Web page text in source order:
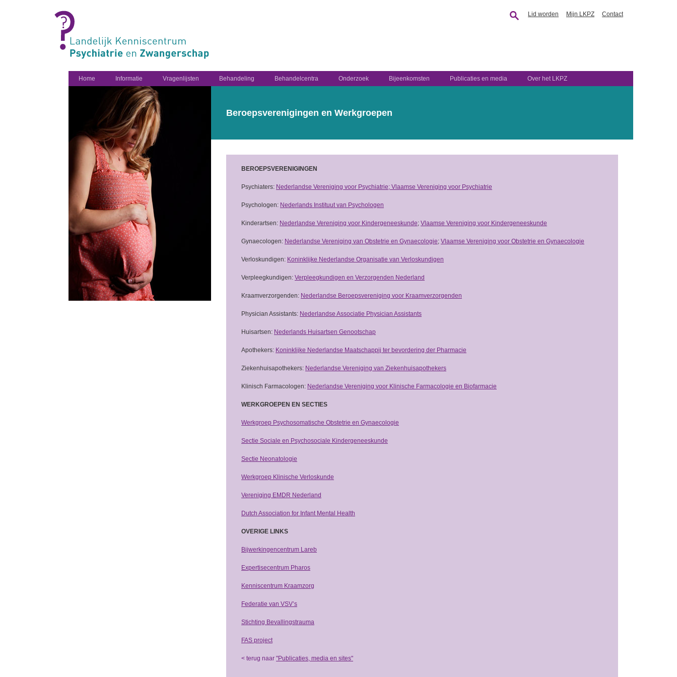
Lid worden Mijn LKPZ Contact
Home Informatie Vragenlijsten Behandeling Behandelcentra Onderzoek Bijeenkomsten Publicaties en media Over het LKPZ
Beroepsverenigingen en Werkgroepen
BEROEPSVERENIGINGEN
Psychiaters: Nederlandse Vereniging voor Psychiatrie; Vlaamse Vereniging voor Psychiatrie
Psychologen: Nederlands Instituut van Psychologen
Kinderartsen: Nederlandse Vereniging voor Kindergeneeskunde; Vlaamse Vereniging voor Kindergeneeskunde
Gynaecologen: Nederlandse Vereniging van Obstetrie en Gynaecologie; Vlaamse Vereniging voor Obstetrie en Gynaecologie
Verloskundigen: Koninklijke Nederlandse Organisatie van Verloskundigen
Verpleegkundigen: Verpleegkundigen en Verzorgenden Nederland
Kraamverzorgenden: Nederlandse Beroepsvereniging voor Kraamverzorgenden
Physician Assistants: Nederlandse Associatie Physician Assistants
Huisartsen: Nederlands Huisartsen Genootschap
Apothekers: Koninklijke Nederlandse Maatschappij ter bevordering der Pharmacie
Ziekenhuisapothekers: Nederlandse Vereniging van Ziekenhuisapothekers
Klinisch Farmacologen: Nederlandse Vereniging voor Klinische Farmacologie en Biofarmacie
WERKGROEPEN EN SECTIES
Werkgroep Psychosomatische Obstetrie en Gynaecologie
Sectie Sociale en Psychosociale Kindergeneeskunde
Sectie Neonatologie
Werkgroep Klinische Verloskunde
Vereniging EMDR Nederland
Dutch Association for Infant Mental Health
OVERIGE LINKS
Bijwerkingencentrum Lareb
Expertisecentrum Pharos
Kenniscentrum Kraamzorg
Federatie van VSV’s
Stichting Bevallingstrauma
FAS project
< terug naar "Publicaties, media en sites"